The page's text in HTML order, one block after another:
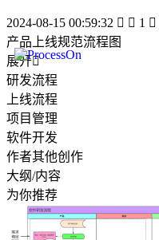
2024-08-15 00:59:32   1 
产品上线规范流程图
展开
研发流程
上线流程
项目管理
软件开发
作者其他创作
大纲/内容
为你推荐